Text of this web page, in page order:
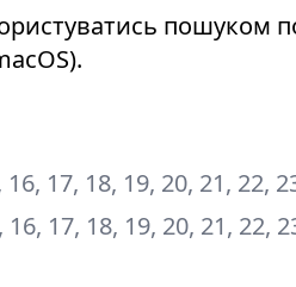
пошуком
17, 18, 19, 20, 21, 22,
17, 18, 19, 20, 21, 22,